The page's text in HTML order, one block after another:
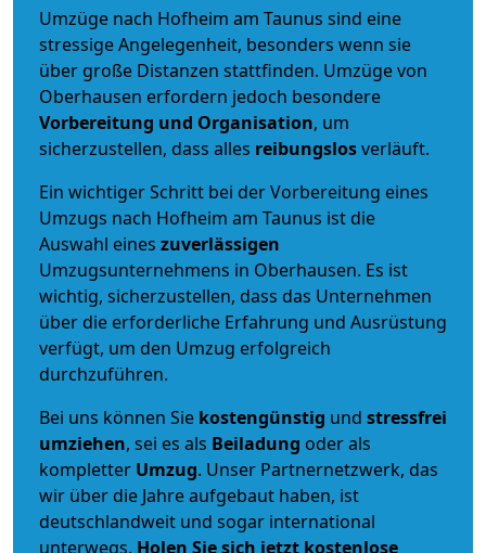
Umzüge nach Hofheim am Taunus sind eine
stressige Angelegenheit, besonders wenn sie
über große Distanzen stattfinden. Umzüge von
Oberhausen erfordern jedoch besondere
Vorbereitung und Organisation, um
sicherzustellen, dass alles reibungslosverläuft.
Ein wichtiger Schritt bei der Vorbereitung eines
Umzugs nach Hofheim am Taunus ist die
Auswahl eines zuverlässigen
Umzugsunternehmens in Oberhausen. Es ist
wichtig, sicherzustellen, dass das Unternehmen
über die erforderliche Erfahrung und Ausrüstung
verfügt, um den Umzug erfolgreich
durchzuführen.
Bei uns können Sie kostengünstig und stressfrei
umziehen, sei es als Beiladung oder als
kompletter Umzug. Unser Partnernetzwerk, das
wir über die Jahre aufgebaut haben, ist
deutschlandweit und sogar international
unterwegs. Holen Sie sich jetzt kostenlose